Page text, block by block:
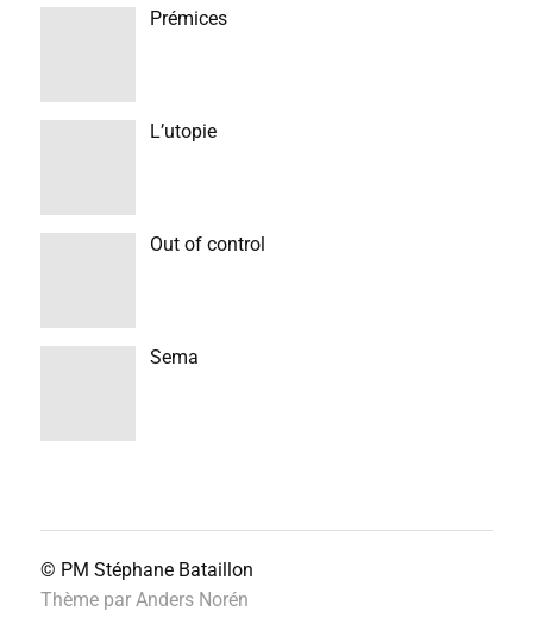
Prémices
L’utopie
Out of control
Sema
© PM Stéphane Bataillon
Thème par Anders Norén